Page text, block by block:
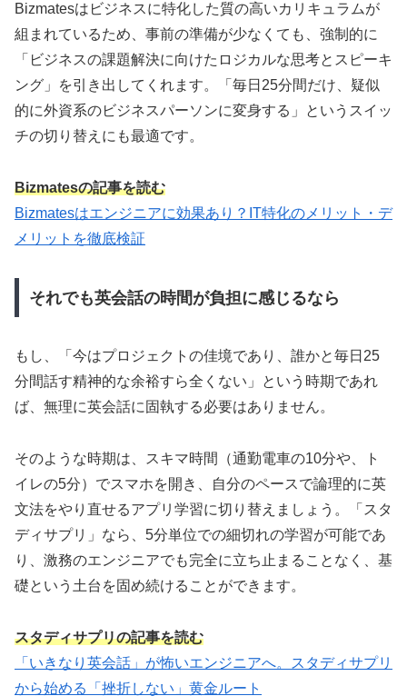
Bizmatesはビジネスに特化した質の高いカリキュラムが
組まれているため、事前の準備が少なくても、強制的に
「ビジネスの課題解決に向けたロジカルな思考とスピーキ
ング」を引き出してくれます。「毎日25分間だけ、疑似
的に外資系のビジネスパーソンに変身する」というスイッ
チの切り替えにも最適です。
Bizmatesの記事を読む
Bizmatesはエンジニアに効果あり？IT特化のメリット・デ
メリットを徹底検証
それでも英会話の時間が負担に感じるなら
もし、「今はプロジェクトの佳境であり、誰かと毎日25
分間話す精神的な余裕すら全くない」という時期であれ
ば、無理に英会話に固執する必要はありません。
そのような時期は、スキマ時間（通勤電車の10分や、ト
イレの5分）でスマホを開き、自分のペースで論理的に英
文法をやり直せるアプリ学習に切り替えましょう。「スタ
ディサプリ」なら、5分単位での細切れの学習が可能であ
り、激務のエンジニアでも完全に立ち止まることなく、基
礎という土台を固め続けることができます。
スタディサプリの記事を読む
「いきなり英会話」が怖いエンジニアへ。スタディサプリ
から始める「挫折しない」黄金ルート